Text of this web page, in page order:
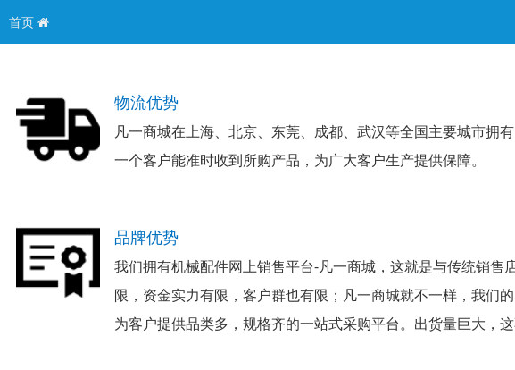
首页
物流优势
凡一商城在上海、北京、东莞、成都、武汉等全国主要城市拥
一个客户能准时收到所购产品，为广大客户生产提供保障。
品牌优势
我们拥有机械配件网上销售平台-凡一商城，这就是与传统销
限，资金实力有限，客户群也有限；凡一商城就不一样，我们
为客户提供品类多，规格齐的一站式采购平台。出货量巨大，